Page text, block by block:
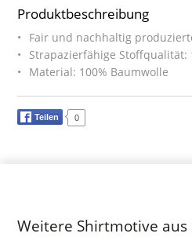
Produktbeschreibung
Fair und nachhaltig
Strapazierfähige Stoffqualität:
Material: 100% Baumwolle
Teilen 0
Weitere Shirtmotive aus